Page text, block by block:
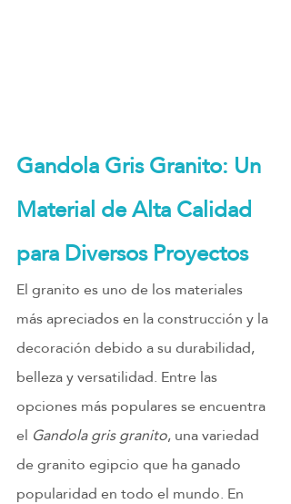
Gandola Gris Granito: Un
Material de Alta Calidad
para Diversos Proyectos
El granito es uno de los materiales
más apreciados en la construcción y la
decoración debido a su durabilidad,
belleza y versatilidad. Entre las
opciones más populares se encuentra
el Gandola gris granito, una variedad
de granito egipcio que ha ganado
popularidad en todo el mundo. En